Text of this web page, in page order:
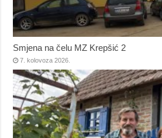
Smjena na čelu MZ Krepšić 2
7. kolovoza 2026.